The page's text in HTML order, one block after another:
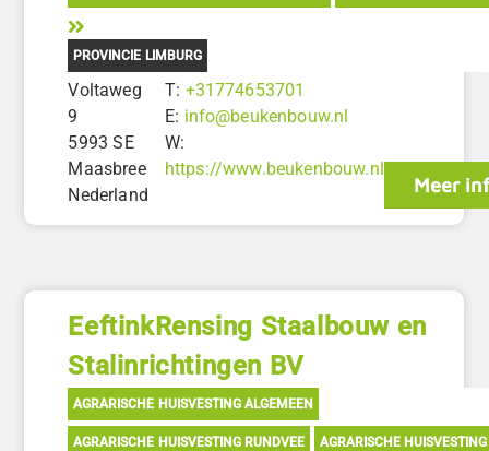
PROVINCIE LIMBURG
Voltaweg
9
5993 SE
Maasbree
Nederland
T: +31774653701
E: info@beukenbouw.nl
W:
https://www.beukenbouw.nl
Meer
EeftinkRensing Staalbouw en
Stalinrichtingen BV
AGRARISCHE HUISVESTING ALGEMEEN
AGRARISCHE HUISVESTING RUNDVEE AGRARISCHE